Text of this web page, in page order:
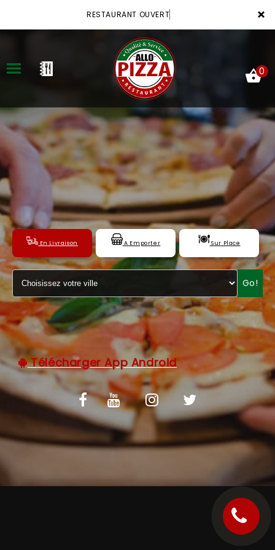
×
RESTAURANT OUVERT
ACCUEIL
LA CARTE
VOTRE COMPTE
NOTRE RESTAURANT
VOS AVIS
MENTIONS LÉGALES
C.G.V
0
En Livraison A Emporter Sur Place
Go!
Télécharger App Android